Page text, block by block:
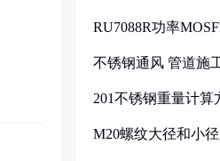
RU7088R功率
不锈钢通风 管道施
201不锈钢重量计算
M20螺纹大径和小